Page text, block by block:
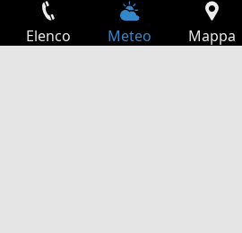
Elenco Meteo Mappa